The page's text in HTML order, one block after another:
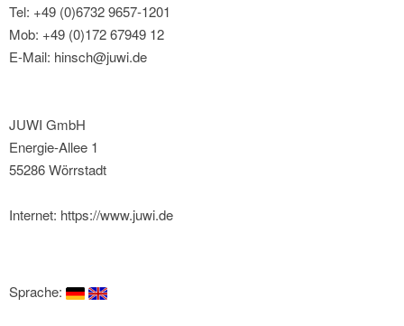
Tel: +49 (0)6732 9657-1201
Mob: +49 (0)172 67949 12
E-Mail: hinsch@juwi.de
JUWI GmbH
Energie-Allee 1
55286 Wörrstadt
Internet: https://www.juwi.de
Sprache: